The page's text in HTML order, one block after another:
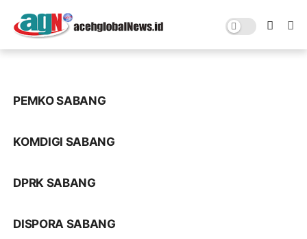
PEMKO SABANG
KOMDIGI SABANG
DPRK SABANG
DISPORA SABANG